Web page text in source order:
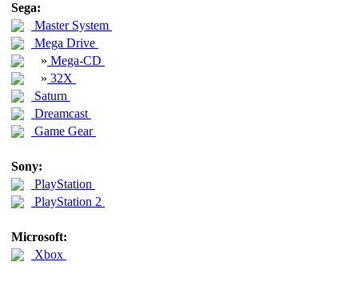
Sega:
Master System
Mega Drive
» Mega-CD
» 32X
Saturn
Dreamcast
Game Gear
Sony:
PlayStation
PlayStation 2
Microsoft:
Xbox